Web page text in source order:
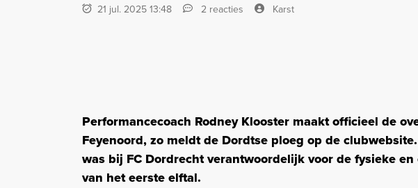
21 jul. 2025 13:48 2 reacties Karst
Performancecoach Rodney Klooster maakt officieel de
Feyenoord, zo meldt de Dordtse ploeg op de
was bij FC Dordrecht verantwoordelijk voor de fysieke
van het eerste elftal.